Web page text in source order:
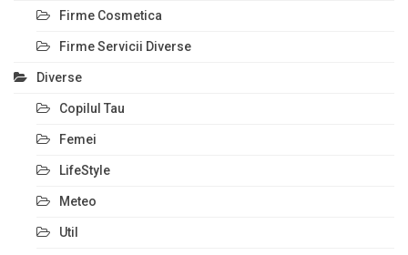
Firme Cosmetica
Firme Servicii Diverse
Diverse
Copilul Tau
Femei
LifeStyle
Meteo
Util